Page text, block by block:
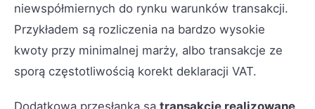
niewspółmiernych do rynku warunków transakcji.
Przykładem są rozliczenia na bardzo wysokie
kwoty przy minimalnej marży, albo transakcje ze
sporą częstotliwością korekt deklaracji VAT.